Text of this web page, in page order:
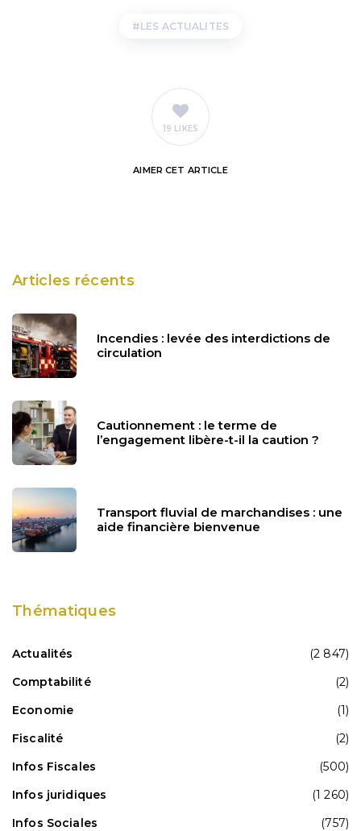
LES ACTUALITES
19 LIKES
AIMER CET ARTICLE
Articles récents
Incendies : levée des interdictions de
circulation
Cautionnement : le terme de
l’engagement libère-t-il la caution ?
Transport fluvial de marchandises : une
aide financière bienvenue
Thématiques
Actualités
(2 847)
Comptabilité
(2)
Economie
(1)
Fiscalité
(2)
Infos Fiscales
(500)
Infos juridiques
(1 260)
Infos Sociales
(757)